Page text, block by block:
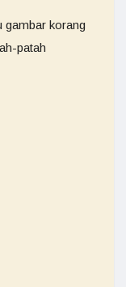
gambar korang
patah